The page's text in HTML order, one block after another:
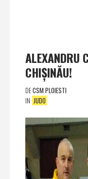
ALEXANDRU
CHIŞINĂU!
DECSM PLOIESTI
IN JUDO